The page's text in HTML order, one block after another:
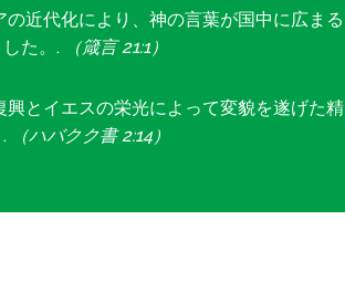
の近代化により、神の言葉が国中に広まる
た。.
（箴言 21:1）
興とイエスの栄光によって変貌を遂げた精
（ハバクク書 2:14）